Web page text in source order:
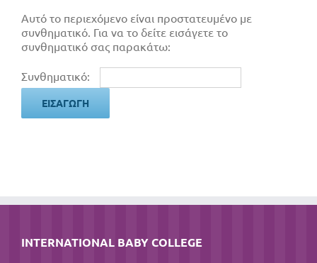
Αυτό το περιεχόμενο είναι προστατευμένο με
συνθηματικό. Για να το δείτε εισάγετε το
συνθηματικό σας παρακάτω:
Συνθηματικό:
INTERNATIONAL BABY COLLEGE